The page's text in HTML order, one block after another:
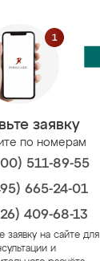
заявку
по номерам
511-89-55
665-24-01
409-68-13
заявку на сайте для
и